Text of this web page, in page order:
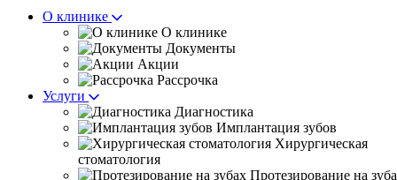
О клинике
О клинике
Документы
Акции
Рассрочка
Услуги
Диагностика
Имплантация зубов
Хирургическая
стоматология
Протезирование на